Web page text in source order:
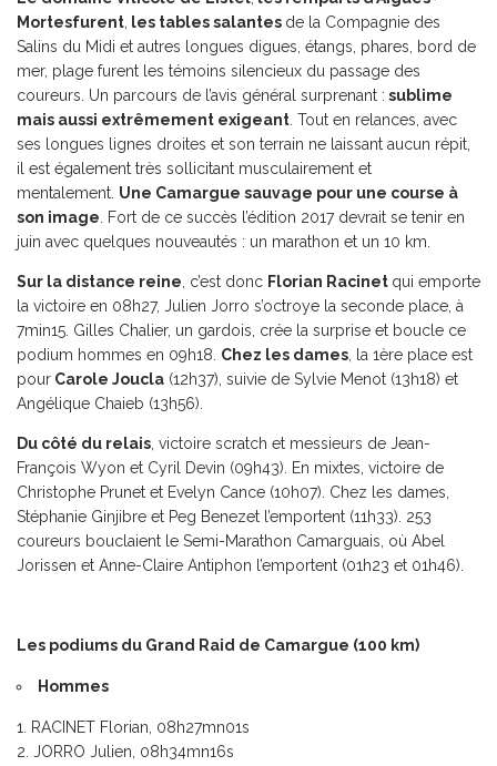
Mortesfurent les tables salantes de la Compagnie des
Salins du Midi et autres longues digues, étangs, phares, bord de
mer, plage furent les témoins silencieux du passage des
coureurs. Un parcours de l’avis général surprenant : sublime
mais aussi extrêmement exigeant . Tout en relances, avec
ses longues lignes droites et son terrain ne laissant aucun répit,
il est également très sollicitant musculairement et
mentalement. Une Camargue sauvage pour une course à
son image . Fort de ce succès l’édition 2017 devrait se tenir en
juin avec quelques nouveautés : un marathon et un 10 km.
Sur la distance reine , c’est donc Florian Racinet qui emporte
la victoire en 08h27, Julien Jorro s’octroye la seconde place, à
7min15. Gilles Chalier, un gardois, crée la surprise et boucle ce
podium hommes en 09h18. Chez les dames , la 1ère place est
pour Carole Joucla (12h37), suivie de Sylvie Menot (13h18) et
Angélique Chaieb (13h56).
Du côté du relais , victoire scratch et messieurs de Jean-
François Wyon et Cyril Devin (09h43). En mixtes, victoire de
Christophe Prunet et Evelyn Cance (10h07). Chez les dames,
Stéphanie Ginjibre et Peg Benezet l’emportent (11h33). 253
coureurs bouclaient le Semi-Marathon Camarguais, où Abel
Jorissen et Anne-Claire Antiphon l’emportent (01h23 et 01h46).
Les podiums du Grand Raid de Camargue (100 km)
Hommes
RACINET Florian, 08h27mn01s
JORRO Julien, 08h34mn16s